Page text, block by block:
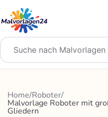
Inhalt
springen
Home/Roboter/
Malvorlage Roboter mit
Gliedern